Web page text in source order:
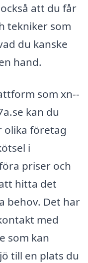
att du får
tekniker som
du kanske
hand.
som xn--
kan du
olika företag
i
priser och
hitta det
behov. Det har
med
som kan
till en plats du